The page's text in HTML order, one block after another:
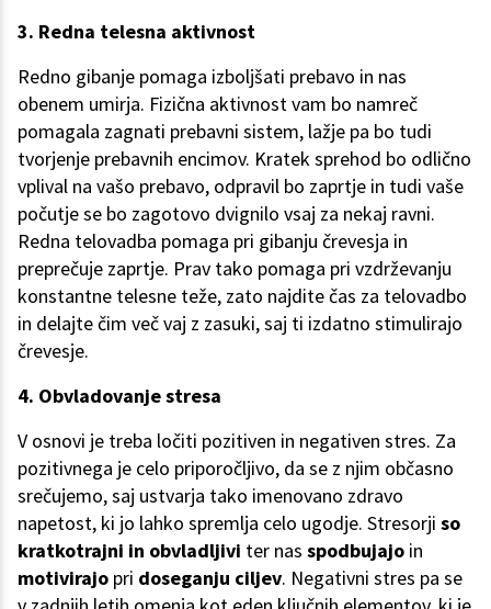
3. Redna telesna aktivnost
Redno gibanje pomaga izboljšati prebavo in nas
obenem umirja. Fizična aktivnost vam bo namreč
pomagala zagnati prebavni sistem, lažje pa bo tudi
tvorjenje prebavnih encimov. Kratek sprehod bo odlično
vplival na vašo prebavo, odpravil bo zaprtje in tudi vaše
počutje se bo zagotovo dvignilo vsaj za nekaj ravni.
Redna telovadba pomaga pri gibanju črevesja in
preprečuje zaprtje. Prav tako pomaga pri vzdrževanju
konstantne telesne teže, zato najdite čas za telovadbo
in delajte čim več vaj z zasuki, saj ti izdatno stimulirajo
črevesje.
4. Obvladovanje stresa
V osnovi je treba ločiti pozitiven in negativen stres. Za
pozitivnega je celo priporočljivo, da se z njim občasno
srečujemo, saj ustvarja tako imenovano zdravo
napetost, ki jo lahko spremlja celo ugodje. Stresorji so
kratkotrajni in obvladljivi ter nas spodbujajo in
motivirajo pri doseganju ciljev. Negativni stres pa se